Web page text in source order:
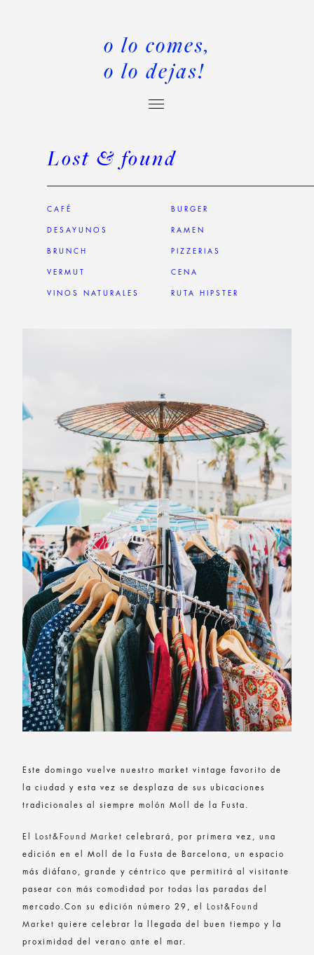
o lo comes,
o lo dejas!
Lost & found
CAFÉ
DESAYUNOS
BRUNCH
VERMUT
VINOS NATURALES
BURGER
RAMEN
PIZZERIAS
CENA
RUTA HIPSTER
Este domingo vuelve nuestro market vintage favorito de
la ciudad y esta vez se desplaza de sus ubicaciones
tradicionales al siempre molón Moll de la Fusta.
El Lost&Found Marketcelebrará, por primera vez, una
edición en el Moll de la Fusta de Barcelona, un espacio
más diáfano, grande y céntrico que permitirá al visitante
pasear con más comodidad por todas las paradas del
mercado.Con su edición número 29, el Lost&Found
Market quiere celebrar la llegada del buen tiempo y la
proximidad del verano ante el mar.